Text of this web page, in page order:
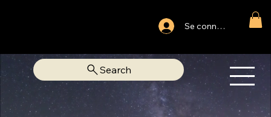
Se connecter
LIBRAIRIE SPIRITUELLESearch